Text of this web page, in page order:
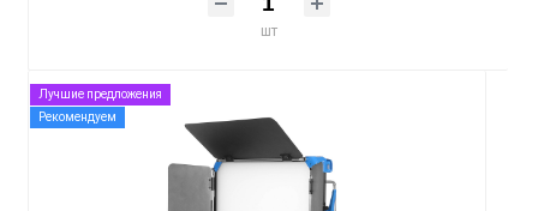
шт
Лучшие предложения
Рекомендуем